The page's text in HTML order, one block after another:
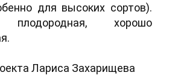
для высоких сортов).
хорошо
Лариса Захарищева